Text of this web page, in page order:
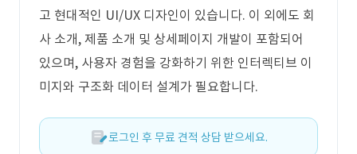
고 현대적인 UI/UX 디자인이 있습니다. 이 외에도 회
사 소개, 제품 소개 및 상세페이지 개발이 포함되어
있으며, 사용자 경험을 강화하기 위한 인터렉티브 이
미지와 구조화 데이터 설계가 필요합니다.
로그인 후 무료 견적 상담 받으세요.